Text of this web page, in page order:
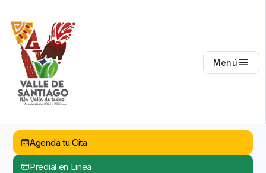
Menú
Agenda tu Cita
Predial en Linea